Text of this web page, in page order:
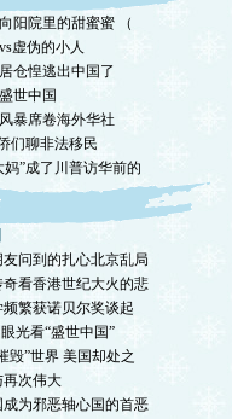
阳院里的甜蜜蜜 （
虚伪的小人
仓惶逃出中国了
世中国
暴席卷海外华社
们聊非法移民
妈”成了川普访华前的
友问到的扎心北京乱局
奇看香港世纪大火的悲
频繁获诺贝尔奖谈起
眼光看“盛世中国”
毁”世界 美国却处之
再次伟大
成为邪恶轴心国的首恶